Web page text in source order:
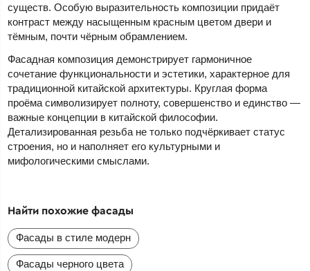
существ. Особую выразительность композиции придаёт
контраст между насыщенным красным цветом двери и
тёмным, почти чёрным обрамлением.
Фасадная композиция демонстрирует гармоничное
сочетание функциональности и эстетики, характерное для
традиционной китайской архитектуры. Круглая форма
проёма символизирует полноту, совершенство и единство —
важные концепции в китайской философии.
Детализированная резьба не только подчёркивает статус
строения, но и наполняет его культурными и
мифологическими смыслами.
Найти похожие фасады
Фасады в стиле модерн
Фасады черного цвета